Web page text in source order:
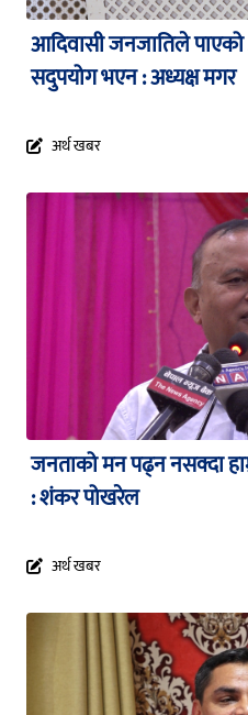
आदिवासी जनजातिले
सदुपयोग भएन : अध्यक्ष मगर
अर्थ खबर
जनताको मन पढ्न नसक्दा
: शंकर पोखरेल
अर्थ खबर